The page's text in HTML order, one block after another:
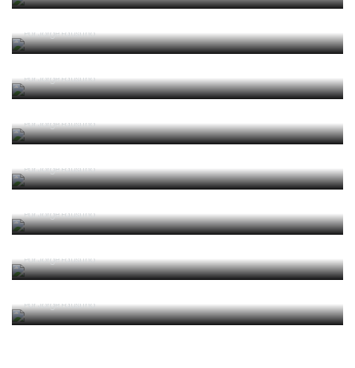
PorJorge Faustino
PorJorge Faustino
PorJorge Faustino
PorJorge Faustino
PorJorge Faustino
PorJorge Faustino
PorJorge Faustino